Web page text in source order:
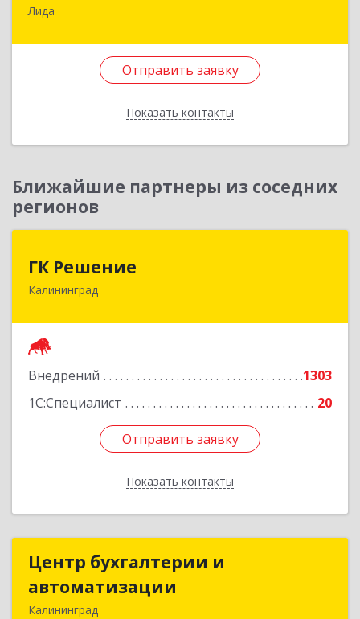
Лида
Отправить заявку
Показать контакты
Отправить заявку
Назад
Ближайшие партнеры из соседних
регионов
ГК Решение
Калининград
Внедрений
1303
1С:Специалист
20
Отправить заявку
Показать контакты
236038, Калининградская обл, Калининград г,
Отправить заявку
Назад
Центр бухгалтерии и
автоматизации
Калининград
Центр бухгалтерии и